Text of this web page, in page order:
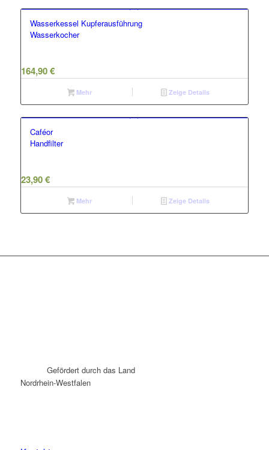
Wasserkessel Kupferausführung
Wasserkocher
164,90€
Mehr Zeige Details
Caféor
Handfilter
23,90€
Mehr Zeige Details
Gefördert durch das Land
Nordrhein-Westfalen